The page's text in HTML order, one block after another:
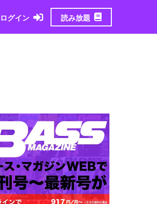
ログイン 読み放題